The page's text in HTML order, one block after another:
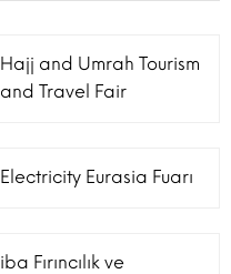
Hajj and Umrah Tourism
and Travel Fair
Electricity Eurasia Fuarı
iba Fırıncılık ve